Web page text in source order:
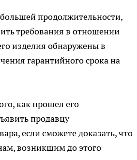
продолжительности,
требования в отношении
изделия обнаружены в
гарантийного срока на
как прошел его
продавцу
если сможете доказать, что
возникшим до этого